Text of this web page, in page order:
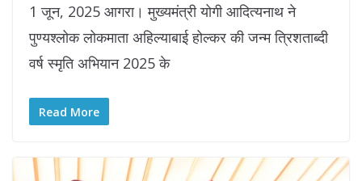
1 जून, 2025 आगरा। मुख्यमंत्री योगी आदित्यनाथ ने
पुण्यश्लोक लोकमाता अहिल्याबाई होल्कर की जन्म त्रिशताब्दी
वर्ष स्मृति अभियान 2025 के
Read More